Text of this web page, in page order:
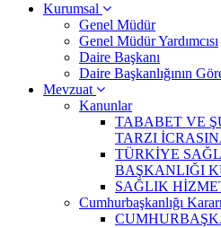
Kurumsal
Genel Müdür
Genel Müdür Yardımcısı
Daire Başkanı
Daire Başkanlığının
Mevzuat
Kanunlar
TABABET VE
TARZI
TÜRKİYE
BAŞKANLIĞI
SAĞLIK
Cumhurbaşkanlığı